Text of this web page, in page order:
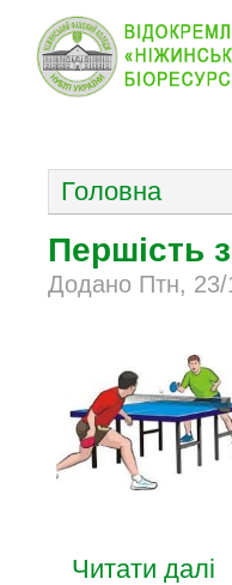
Головна
Першість
Додано Птн, 23/
Читати далі